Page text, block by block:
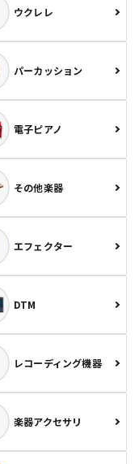
ウクレレ
パーカッション
電子ピアノ
その他楽器
エフェクター
DTM
レコーディング機器
楽器アクセサリ